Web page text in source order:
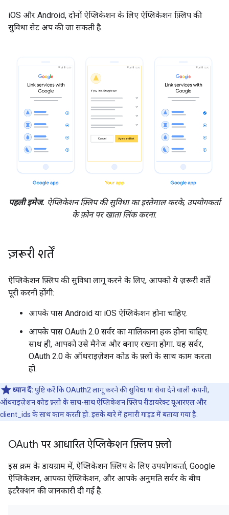
iOS और Android, दोनों ऐप्लिकेशन के लिए ऐप्लिकेशन फ़्लिप की
सुविधा सेट अप की जा सकती है.
पहली इमेज. ऐप्लिकेशन फ़्लिप की सुविधा का इस्तेमाल करके, उपयोगकर्ता
के फ़ोन पर खाता लिंक करना.
ज़रूरी शर्तें
ऐप्लिकेशन फ़्लिप की सुविधा लागू करने के लिए, आपको ये ज़रूरी शर्तें
पूरी करनी होंगी:
आपके पास Android या iOS ऐप्लिकेशन होना चाहिए.
आपके पास OAuth 2.0 सर्वर का मालिकाना हक होना चाहिए.
साथ ही, आपको उसे मैनेज और बनाए रखना होगा. यह सर्वर,
OAuth 2.0 के ऑथराइज़ेशन कोड के फ़्लो के साथ काम करता
हो.
ध्यान दें: पुष्टि करें कि OAuth2 लागू करने की सुविधा या सेवा देने वाली कंपनी,
ऑथराइज़ेशन कोड फ़्लो के साथ-साथ ऐप्लिकेशन फ़्लिप रीडायरेक्ट यूआरएल और
client_ids के साथ काम करती हो. इसके बारे में हमारी गाइड में बताया गया है.
OAuth पर आधारित ऐप्लिकेशन फ़्लिप फ़्लो
इस क्रम के डायग्राम में, ऐप्लिकेशन फ़्लिप के लिए उपयोगकर्ता, Google
ऐप्लिकेशन, आपका ऐप्लिकेशन, और आपके अनुमति सर्वर के बीच
इंटरैक्शन की जानकारी दी गई है.